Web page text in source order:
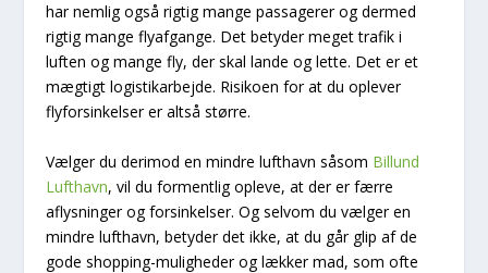
har nemlig også rigtig mange passagerer og dermed
rigtig mange flyafgange. Det betyder meget trafik i
luften og mange fly, der skal lande og lette. Det er et
mægtigt logistikarbejde. Risikoen for at du oplever
flyforsinkelser er altså større.
Vælger du derimod en mindre lufthavn såsom Billund
Lufthavn, vil du formentlig opleve, at der er færre
aflysninger og forsinkelser. Og selvom du vælger en
mindre lufthavn, betyder det ikke, at du går glip af de
gode shopping-muligheder og lækker mad, som ofte